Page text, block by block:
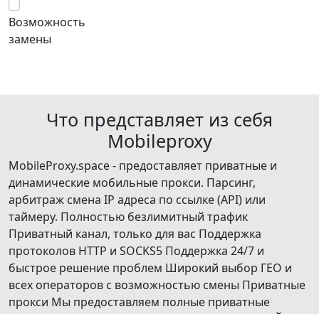
Возможность
замены
Что представляет из себя
Mobileproxy
MobileProxy.space - предоставляет приватные и
динамические мобильные прокси. Парсинг,
арбитраж смена IP адреса по ссылке (API) или
таймеру. Полностью безлимитный трафик
Приватный канал, только для вас Поддержка
протоколов HTTP и SOCKS5 Поддержка 24/7 и
быстрое решение проблем Широкий выбор ГЕО и
всех операторов с возможностью смены Приватные
прокси Мы предоставляем полные приватные